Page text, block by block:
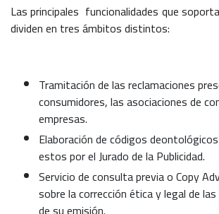
Las principales funcionalidades que
dividen en tres ámbitos distintos:
Tramitación de las reclamaciones
consumidores, las asociaciones de
empresas.
Elaboración de códigos
estos por el Jurado de la Publicidad.
Servicio de consulta previa o Copy
sobre la corrección ética y legal de